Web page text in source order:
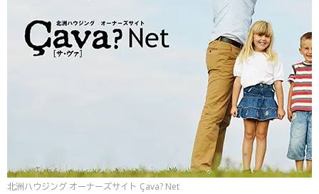
北洲ハウジング オーナーズサイト Çava? Net